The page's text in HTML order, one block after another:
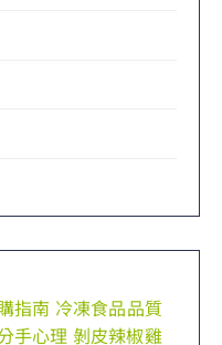
指南 冷凍食品品質
手心理 剝皮辣椒雞